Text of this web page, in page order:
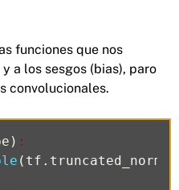
funciones que nos
a los sesgos (bias), paro
convolucionales.
) :
( tf . truncated_normal